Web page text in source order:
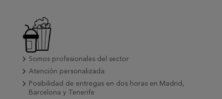
Somos profesionales del sector
Atención personalizada
Posibilidad de entregas en dos horas en Madrid,
Barcelona y Tenerife